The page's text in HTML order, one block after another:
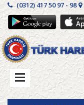
(0312) 417 50 97 - 98